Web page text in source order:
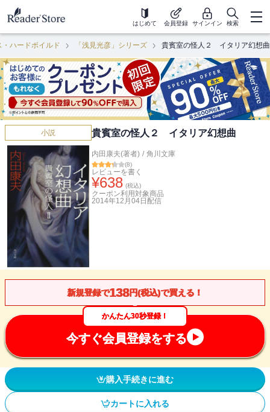
はじめて 会員登録 サインイン 検索
ハードボイルド 「浅見光彦」シリーズ 貴賓室の怪人２ イタリア幻想曲
小説 貴賓室の怪人２ イタリア幻想曲
内田康夫(著者) / 角川文庫
(8)
レビューを書く
¥638 (税込)
クーポン利用対象商品
2014年12月04日 配信
新規登録で138円(税込)で買える！
かんたん30秒登録！
今すぐ会員登録をする
購入手続きに進む
カートに入れる